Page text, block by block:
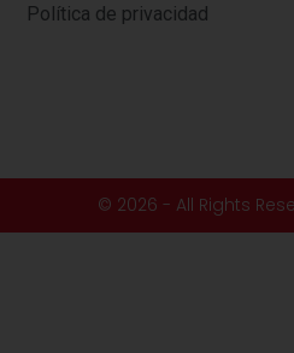
Política de privacidad
© 2026 - All Rights